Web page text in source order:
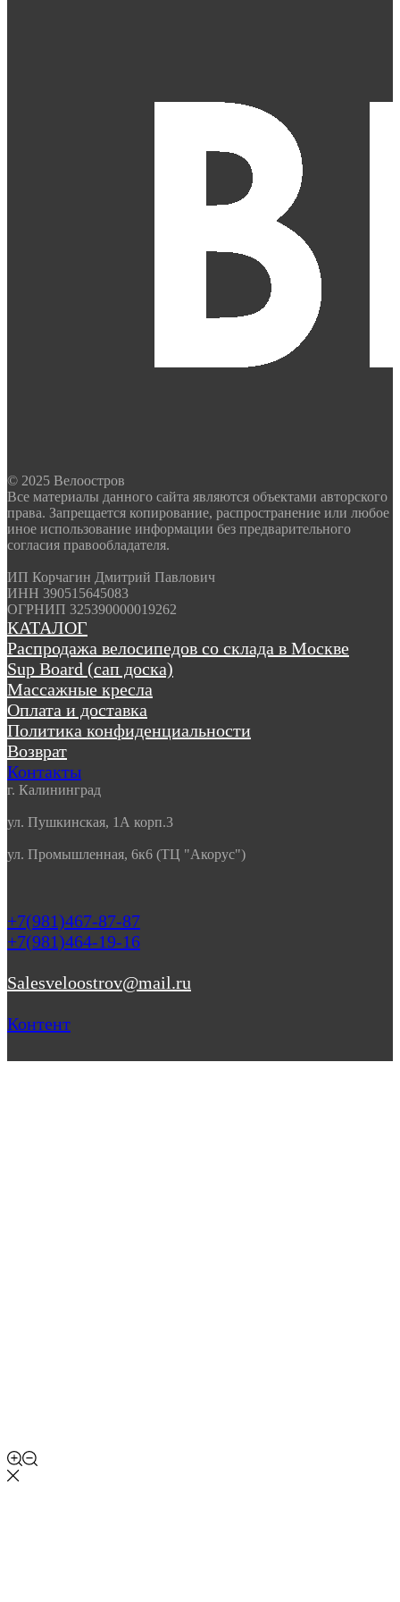
© 2025 Велоостров
Все материалы данного сайта являются объектами авторского
права. Запрещается копирование, распространение или любое
иное использование информации без предварительного
согласия правообладателя.
ИП Корчагин Дмитрий Павлович
ИНН 390515645083
ОГРНИП 325390000019262
КАТАЛОГ
Распродажа велосипедов со склада в Москве
Sup Board (сап доска)
Массажные кресла
Оплата и доставка
Политика конфиденциальности
Возврат
Контакты
г. Калининград
ул. Пушкинская, 1А корп.3
ул. Промышленная, 6к6 (ТЦ "Акорус")
+7(981)467-87-87
+7(981)464-19-16
Salesveloostrov@mail.ru
Контент